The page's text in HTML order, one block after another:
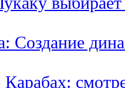
Создание